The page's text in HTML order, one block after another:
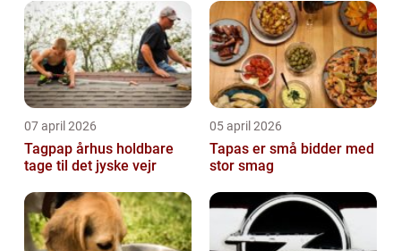
07 april 2026
Tagpap århus holdbare
tage til det jyske vejr
05 april 2026
Tapas er små bidder med
stor smag